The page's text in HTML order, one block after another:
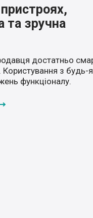
та зручна
достатньо
з будь-
функціоналу.